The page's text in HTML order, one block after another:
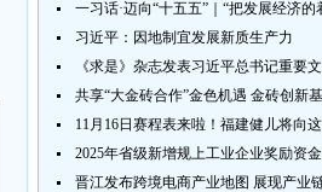
习近平：因地制宜发展新质生产力